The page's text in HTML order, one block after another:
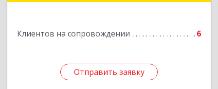
Клиентов на сопровождении 6
Отправить заявку
Отправить заявку